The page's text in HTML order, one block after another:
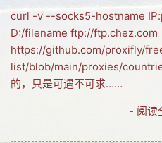
网友
链
归
curl -v --socks5-hostname
D:/filename ftp://ftp.chez.com
https://github.com/proxifly/
list/blob/main/proxies/
的，只是可遇不可求……
- 阅读